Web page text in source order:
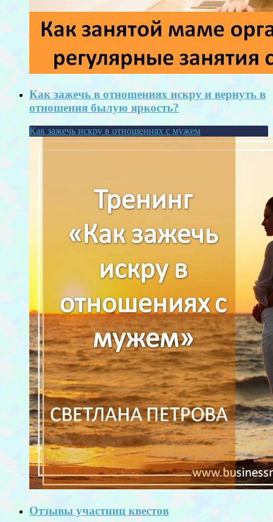
Как зажечь в отношениях искру и вернуть в
отношения былую яркость?
Как зажечь искру в отношениях с мужем
Отзывы участниц квестов